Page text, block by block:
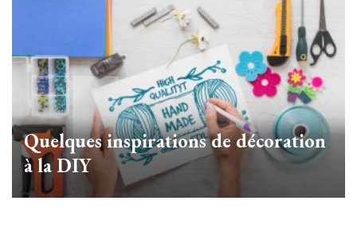
Quelques inspirations de décoration
à la DIY